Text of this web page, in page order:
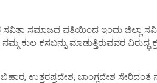
ಸವಿತಾ ಸಮಾಜದ ವತಿಯಿಂದ ಇಂದು
ಕುಲ ಕಸಬನ್ನು ಮಾಡುತ್ತಿರುವವರ ವಿರುದ್ಧ
ಉತ್ತರಪ್ರದೇಶ, ಬಾಂಗ್ಲದೇಶ